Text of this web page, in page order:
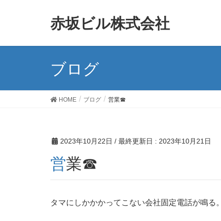
赤坂ビル株式会社
ブログ
HOME ブログ 営業☎
2023年10月22日 / 最終更新日 : 2023年10月21日
営業☎
タマにしかかかってこない会社固定電話が鳴る。